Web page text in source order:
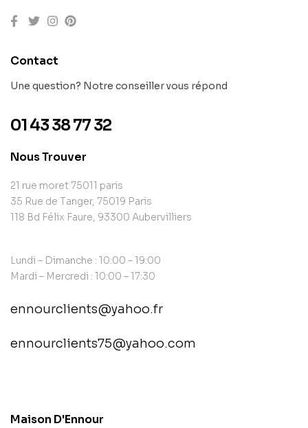
Contact
Une question? Notre conseiller vous répond
01 43 38 77 32
Nous Trouver
21 rue moret 75011 paris
35 Rue de Tanger, 75019 Paris
118 Bd Félix Faure, 93300 Aubervilliers
Lundi – Dimanche : 10:00 – 19:00
Mardi – Mercredi : 10:00 – 17:30
ennourclients@yahoo.fr
ennourclients75@yahoo.com
Maison D'Ennour